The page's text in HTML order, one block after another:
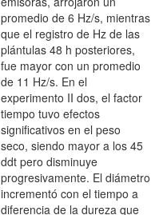
promedio de 6 Hz/s, mientras
que el registro de Hz de las
plántulas 48 h posteriores,
fue mayor con un promedio
de 11 Hz/s. En el
experimento II dos, el factor
tiempo tuvo efectos
significativos en el peso
seco, siendo mayor a los 45
ddt pero disminuye
progresivamente. El diámetro
incrementó con el tiempo a
diferencia de la dureza que